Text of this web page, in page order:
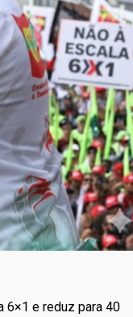
6×1 e reduz para 40